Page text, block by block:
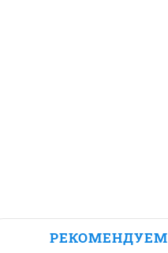
РЕКОМЕНДУЕМ